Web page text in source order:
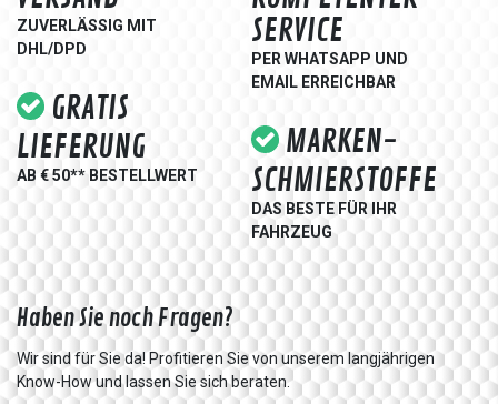
ZUVERLÄSSIG MIT
DHL/DPD
GRATIS
LIEFERUNG
AB € 50** BESTELLWERT
SERVICE
PER WHATSAPP UND
EMAIL ERREICHBAR
MARKEN-
SCHMIERSTOFFE
DAS BESTE FÜR IHR
FAHRZEUG
Haben Sie noch Fragen?
Wir sind für Sie da! Profitieren Sie von unserem langjährigen
Know-How und lassen Sie sich beraten.